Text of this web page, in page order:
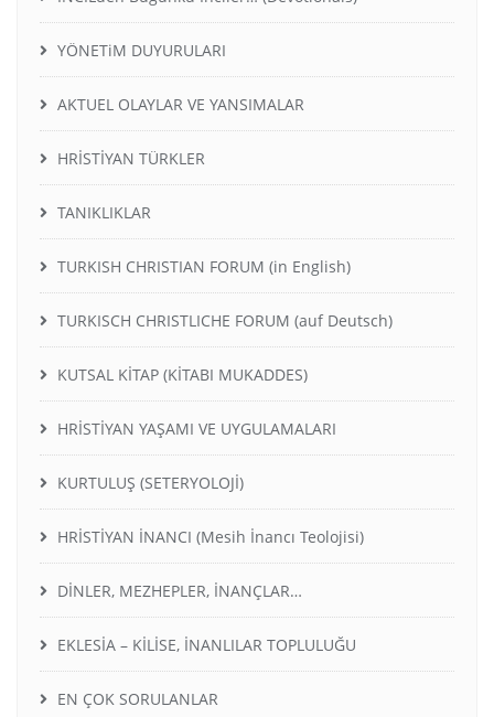
YÖNETiM DUYURULARI
AKTUEL OLAYLAR VE YANSIMALAR
HRİSTİYAN TÜRKLER
TANIKLIKLAR
TURKISH CHRISTIAN FORUM (in English)
TURKISCH CHRISTLICHE FORUM (auf Deutsch)
KUTSAL KİTAP (KİTABI MUKADDES)
HRİSTİYAN YAŞAMI VE UYGULAMALARI
KURTULUŞ (SETERYOLOJİ)
HRİSTİYAN İNANCI (Mesih İnancı Teolojisi)
DİNLER, MEZHEPLER, İNANÇLAR…
EKLESİA – KİLİSE, İNANLILAR TOPLULUĞU
EN ÇOK SORULANLAR